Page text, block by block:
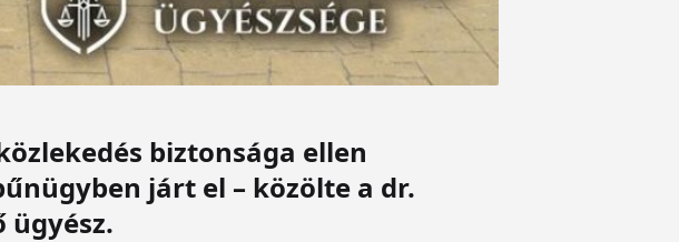
biztonsága ellen
járt el – közölte a dr.
ügyész.